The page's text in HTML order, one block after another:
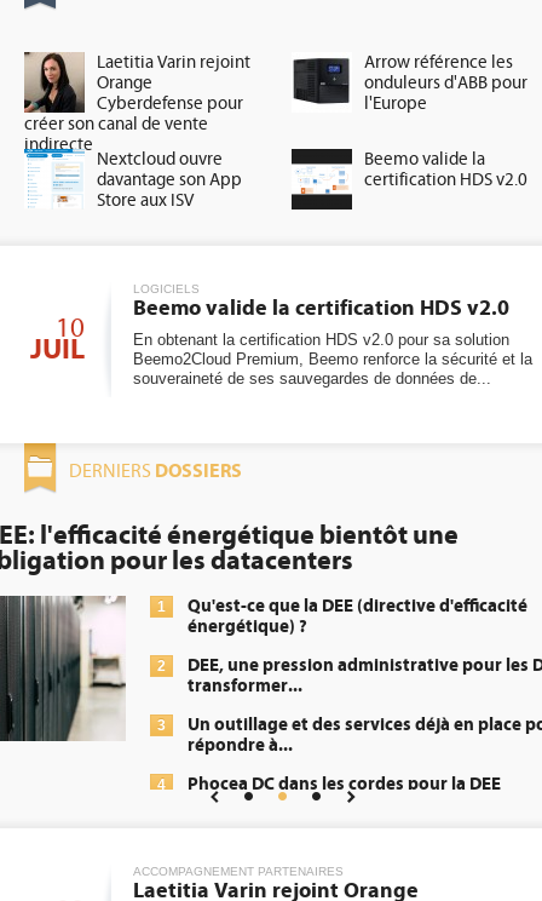
Laetitia Varin rejoint
Orange
Cyberdefense pour
créer son canal de vente
indirecte
Arrow référence les
onduleurs d'ABB pour
l'Europe
Nextcloud ouvre
davantage son App
Store aux ISV
Beemo valide la
certification HDS v2.0
10
JUIL
LOGICIELS
Beemo valide la certification HDS v2.0
En obtenant la certification HDS v2.0 pour sa solution
Beemo2Cloud Premium, Beemo renforce la sécurité et la
souveraineté de ses sauvegardes de données de...
DERNIERS DOSSIERS
l'efficacité énergétique bientôt une
pour les datacenters
1
Qu'est-ce que la DEE (directive d'efficacité
énergétique) ?
2
DEE, une pression administrative pour les
transformer...
3
Un outillage et des services déjà en place
répondre à...
4 Phocea DC dans les cordes pour la DEE
Trimestriels IBM : L'activité logicielle
ACCOMPAGNEMENT PARTENAIRES
Laetitia Varin rejoint Orange